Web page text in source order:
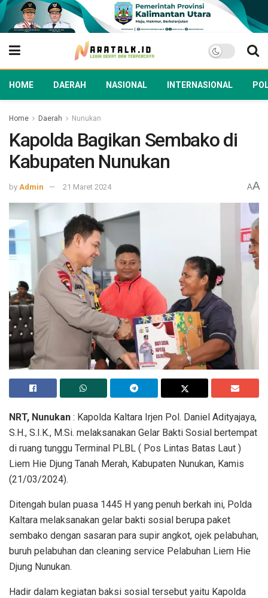
HOME DAERAH NASIONAL INTERNASIONAL
Home Daerah Nunukan
Kapolda Bagikan Sembako di
Kabupaten Nunukan
by Admin 21 Maret 2024 AA
NRT, Nunukan : Kapolda Kaltara Irjen Pol. Daniel Adityajaya,
S.H., S.I.K., M.Si. melaksanakan Gelar Bakti Sosial bertempat
di ruang tunggu Terminal PLBL ( Pos Lintas Batas Laut )
Liem Hie Djung Tanah Merah, Kabupaten Nunukan, Kamis
(21/03/2024).
Ditengah bulan puasa 1445 H yang penuh berkah ini, Polda
Kaltara melaksanakan gelar bakti sosial berupa paket
sembako dengan sasaran para supir angkot, ojek pelabuhan,
buruh pelabuhan dan cleaning service Pelabuhan Liem Hie
Djung Nunukan.
Hadir dalam kegiatan baksi sosial tersebut yaitu Kapolda